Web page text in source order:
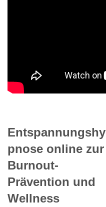
Entspannungshy
pnose online zur
Burnout-
Prävention und
Wellness